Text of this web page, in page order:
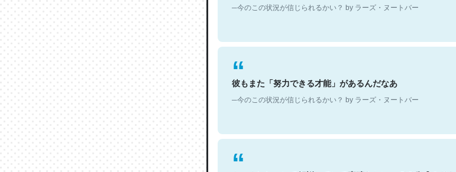
彼もまた「努力できる才能」があるんだなあ
─今のこの状況が信じられるかい？ by ラーズ・ヌートバー
トークンについて解説していて素晴らしい。ほぼ公式のド